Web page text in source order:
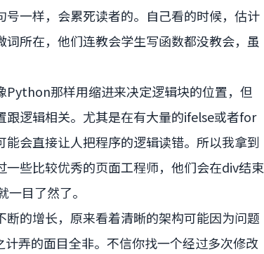
一样，会累死读者的。自己看的时候，估计
所在，他们连教会学生写函数都没教会，虽
Python那样用缩进来决定逻辑块的位置，但
逻辑相关。尤其是在有大量的ifelse或者for
会直接让人把程序的逻辑读错。所以我拿到
些比较优秀的页面工程师，他们会在div结束
目了然了。
的增长，原来看着清晰的架构可能因为问题
弄的面目全非。不信你找一个经过多次修改